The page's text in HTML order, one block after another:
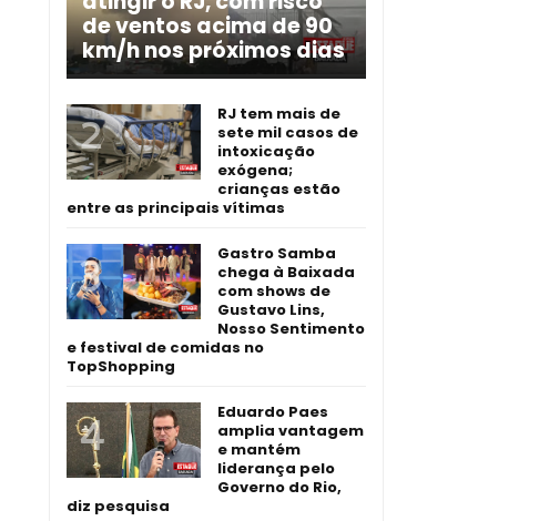
de ventos acima de 90
km/h nos próximos dias
RJ tem mais de
sete mil casos de
intoxicação
exógena;
crianças estão
entre as principais vítimas
Gastro Samba
chega à Baixada
com shows de
Gustavo Lins,
Nosso Sentimento
e festival de comidas no
TopShopping
Eduardo Paes
amplia vantagem
e mantém
liderança pelo
Governo do Rio,
diz pesquisa